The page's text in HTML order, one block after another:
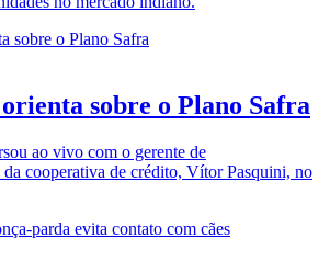
sobre o Plano Safra
ao vivo com o gerente de
cooperativa de crédito, Vítor Pasquini, no